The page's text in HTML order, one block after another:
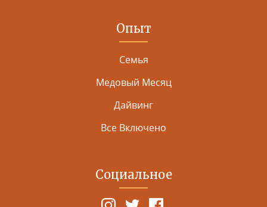
Опыт
Семья
Медовый Месяц
Дайвинг
Все Включено
Социальное